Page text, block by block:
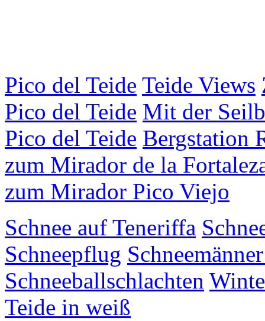
Pico del Teide Teide Views
Pico del Teide Mit der
Pico del Teide Bergstation
zum Mirador de la
zum Mirador Pico Viejo
Schnee auf Teneriffa
Schneepflug
Schneeballschlachten
Teide in weiß